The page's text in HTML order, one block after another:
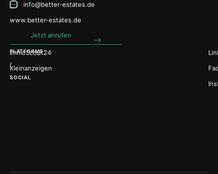
info@better-estates.de
www.better-estates.de
Jetzt anrufen
PLATFORMS
/
SOCIAL
ImmoScout24
Kleinanzeigen